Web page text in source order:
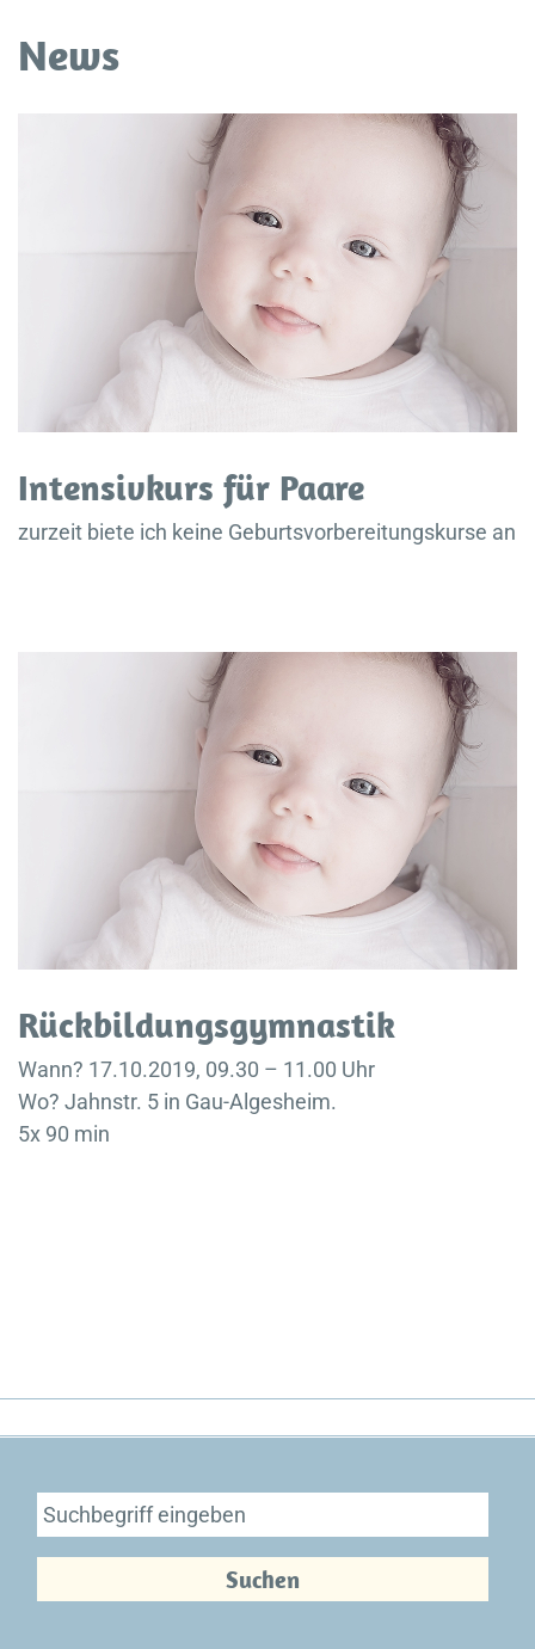
News
Intensivkurs für Paare
zurzeit biete ich keine Geburtsvorbereitungskurse an
Rückbildungsgymnastik
Wann? 17.10.2019, 09.30 – 11.00 Uhr
Wo? Jahnstr. 5 in Gau-Algesheim.
5x 90 min